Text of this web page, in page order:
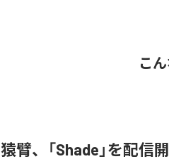
こ
猿臂、「Shade」を配信